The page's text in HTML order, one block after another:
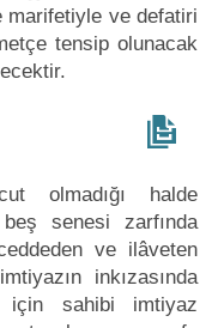
marifetiyle ve defatiri
tensip olunacak
olmadığı halde
senesi zarfında
ve ilâveten
inkızasında
için sahibi imtiyaz